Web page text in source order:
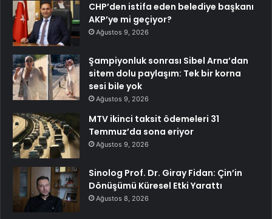
CHP’den istifa eden belediye başkanı
AKP’ye mi geçiyor?
Ağustos 9, 2026
Şampiyonluk sonrası Sibel Arna’dan
sitem dolu paylaşım: Tek bir korna
sesi bile yok
Ağustos 9, 2026
MTV ikinci taksit ödemeleri 31
Temmuz’da sona eriyor
Ağustos 9, 2026
Sinolog Prof. Dr. Giray Fidan: Çin’in
Dönüşümü Küresel Etki Yarattı
Ağustos 8, 2026